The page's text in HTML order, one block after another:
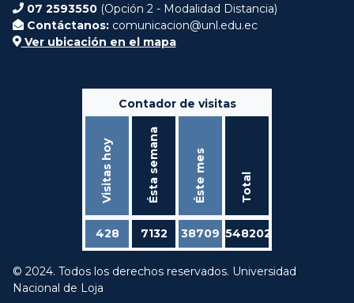
07 2593550 (Opción 2 - Modalidad Distancia)
Contáctanos: comunicacion@unl.edu.ec
Ver ubicación en el mapa
Contador de visitas
Visitas hoy Ésta semana Éste mes Total
428 7132 38709 548202
© 2024. Todos los derechos reservados. Universidad
Nacional de Loja